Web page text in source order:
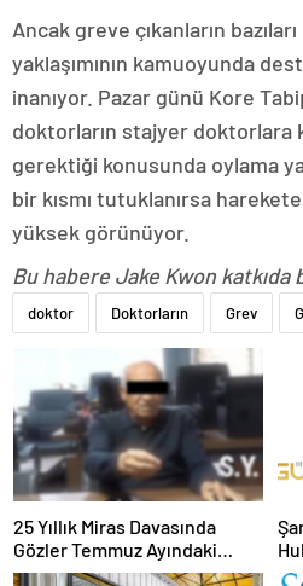
Ancak greve çıkanların
yaklaşımının kamuoyunda
inanıyor. Pazar günü Kore
doktorların stajyer doktorlara
gerektiği konusunda oylama
bir kısmı tutuklanırsa
yüksek görünüyor.
Bu habere Jake Kwon katkıda
doktor Doktorların Grev
25 Yıllık Miras Davasında
Gözler Temmuz Ayındaki
Karar Duruşmasına Çevrildi